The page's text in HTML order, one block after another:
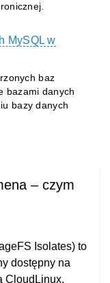
MySQL w
baz
bazami danych
bazy danych
– czym
Isolates) to
dostępny na
CloudLinux.